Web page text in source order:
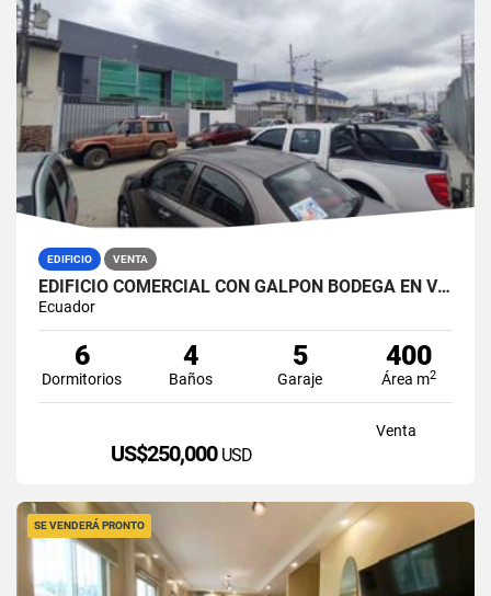
EDIFICIO VENTA
EDIFICIO COMERCIAL CON GALPÓN BODEGA EN VENTA ZONA MÉDICA DURÁN NORTE
Ecuador
6
Dormitorios
4
Baños
5
Garaje
400
Área m2
Venta
US$250,000 USD
SE VENDERÁ PRONTO